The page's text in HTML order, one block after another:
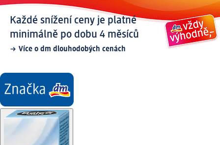
Každé snížení ceny je platné
minimálně po dobu 4 měsíců
Více o dm dlouhodobých cenách